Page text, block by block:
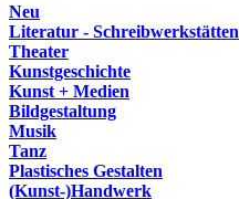
Neu
Literatur - Schreibwerkstätten
Theater
Kunstgeschichte
Kunst + Medien
Bildgestaltung
Musik
Tanz
Plastisches Gestalten
(Kunst-)Handwerk